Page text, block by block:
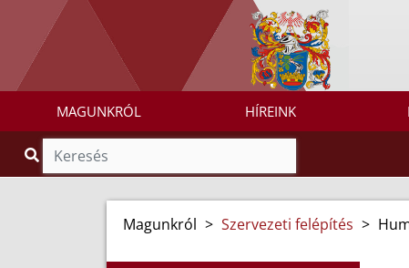
MAGUNKRÓL HÍREINK
Magunkról > Szervezeti felépítés >